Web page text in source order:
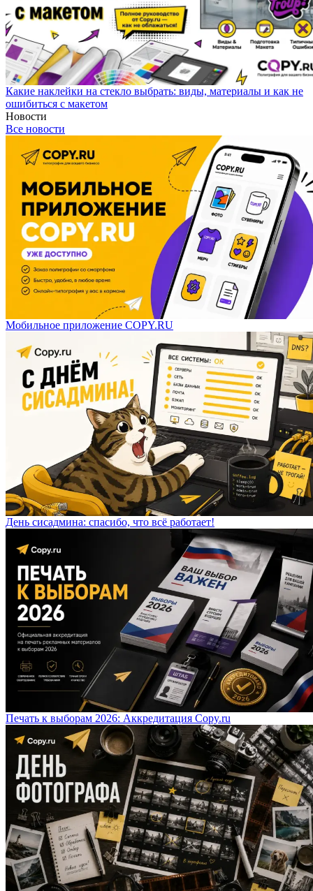
Какие наклейки на стекло выбрать: виды, материалы и как не
ошибиться с макетом
Новости
Все новости
Мобильное приложение COPY.RU
День сисадмина: спасибо, что всё работает!
Печать к выборам 2026: Аккредитация Copy.ru